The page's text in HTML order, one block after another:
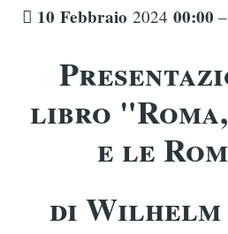
10 Febbraio 2024 00:00 –
libro "
e le
di